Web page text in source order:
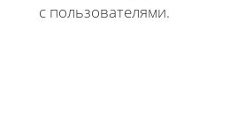
с пользователями.